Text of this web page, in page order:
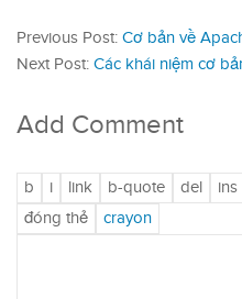
Previous Post: Cơ bản về
Next Post: Các khái niệm cơ
Add Comment